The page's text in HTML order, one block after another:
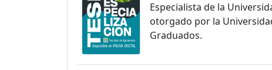
Especialista de la
otorgado por la
Graduados.